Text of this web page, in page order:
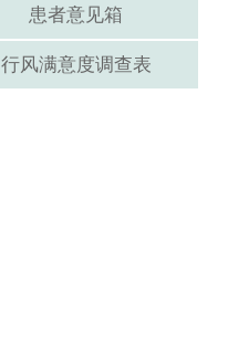
患者意见箱
行风满意度调查表